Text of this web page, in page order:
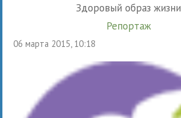
Здоровый образ жизни
Репортаж
06 марта 2015, 10:18